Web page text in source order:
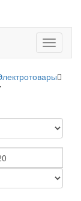
Toggle